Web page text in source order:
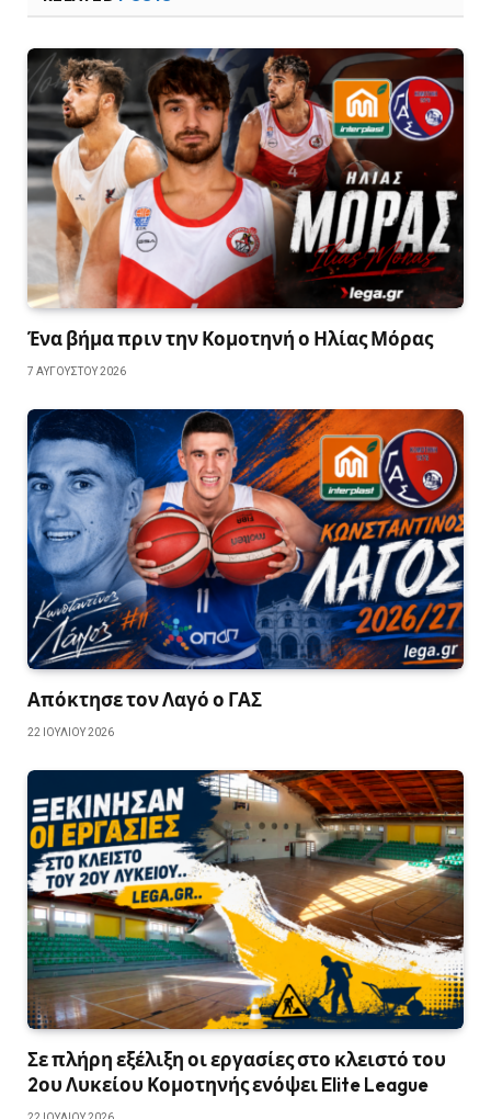
Ένα βήμα πριν την Κομοτηνή ο Ηλίας Μόρας
7 ΑΥΓΟΎΣΤΟΥ 2026
Απόκτησε τον Λαγό ο ΓΑΣ
22 ΙΟΥΛΊΟΥ 2026
Σε πλήρη εξέλιξη οι εργασίες στο κλειστό του
2ου Λυκείου Κομοτηνής ενόψει Elite League